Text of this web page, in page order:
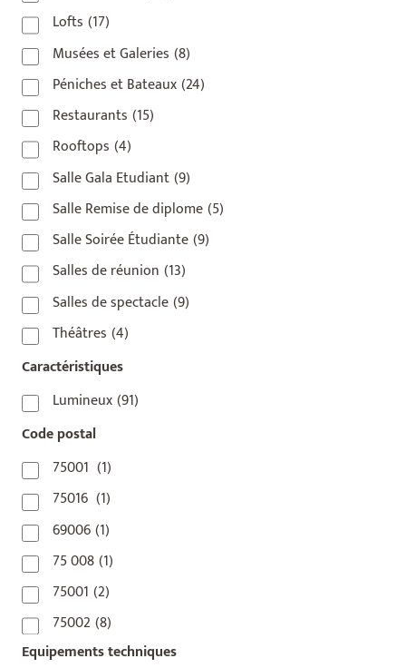
Lofts (17)
Musées et Galeries (8)
Péniches et Bateaux(24)
Restaurants (15)
Rooftops (4)
Salle Gala Etudiant(9)
Salle Remise de diplome(5)
Salle Soirée Étudiante(9)
Salles de réunion (13)
Salles de spectacle(9)
Théâtres (4)
Caractéristiques
Lumineux(91)
Code postal
75001 (1)
75016 (1)
69006(1)
75 008(1)
75001 (2)
75002 (8)
75003(1)
Equipements techniques